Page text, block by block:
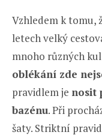
Vzhledem k tomu,
letech velký
mnoho různých
oblékání zde
pravidlem je nosit
bazénu. Při
šaty. Striktní